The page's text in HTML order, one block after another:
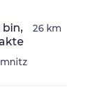
bin,
26 km